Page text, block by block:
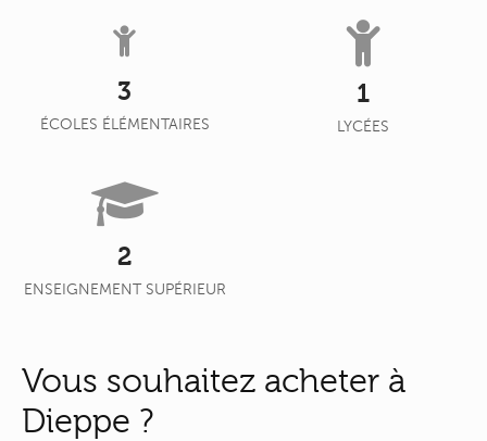
3
ÉCOLES ÉLÉMENTAIRES
1
LYCÉES
2
ENSEIGNEMENT SUPÉRIEUR
Vous souhaitez acheter à
Dieppe ?